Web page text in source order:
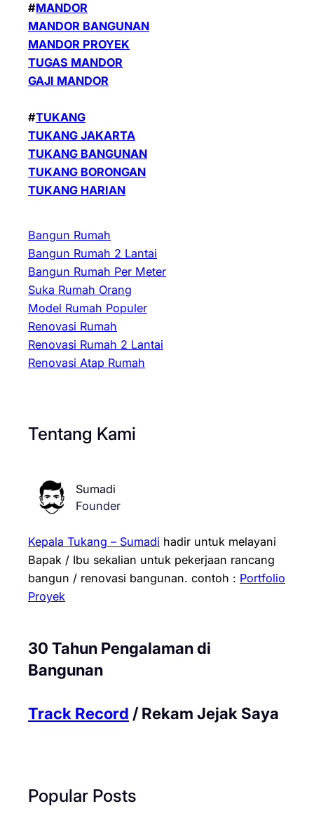
#MANDOR
MANDOR BANGUNAN
MANDOR PROYEK
TUGAS MANDOR
GAJI MANDOR
#TUKANG
TUKANG JAKARTA
TUKANG BANGUNAN
TUKANG BORONGAN
TUKANG HARIAN
Bangun Rumah
Bangun Rumah 2 Lantai
Bangun Rumah Per Meter
Suka Rumah Orang
Model Rumah Populer
Renovasi Rumah
Renovasi Rumah 2 Lantai
Renovasi Atap Rumah
Tentang Kami
Sumadi
Founder
Kepala Tukang – Sumadi hadir untuk melayani
Bapak / Ibu sekalian untuk pekerjaan rancang
bangun / renovasi bangunan. contoh : Portfolio
Proyek
30 Tahun Pengalaman di
Bangunan
Track Record / Rekam Jejak Saya
Popular Posts